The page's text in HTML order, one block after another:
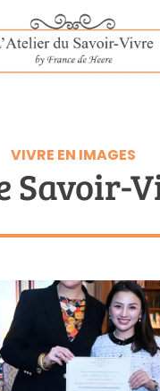
VIVRE EN IMAGES
Savoir-